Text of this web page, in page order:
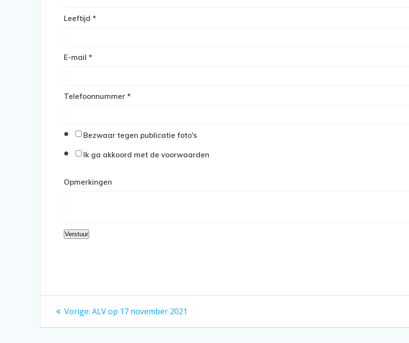
Leeftijd*
E-mail*
Telefoonnummer*
Bezwaar tegen publicatie foto's
Ik ga akkoord met de voorwaarden
Opmerkingen
Verstuur
Bericht
navigatie
Vorige: Vorig
ALV op 17 november 2021